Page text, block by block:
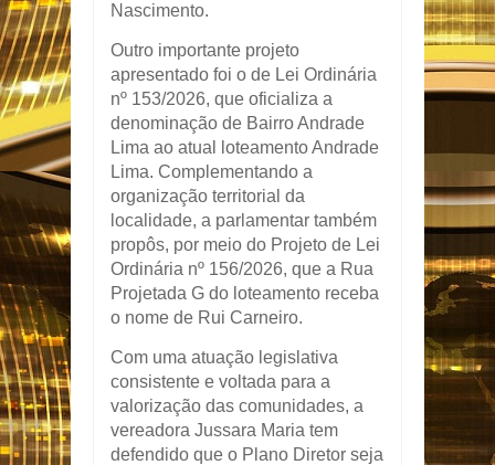
Nascimento.
Outro importante projeto
apresentado foi o de Lei Ordinária
nº 153/2026, que oficializa a
denominação de Bairro Andrade
Lima ao atual loteamento Andrade
Lima. Complementando a
organização territorial da
localidade, a parlamentar também
propôs, por meio do Projeto de Lei
Ordinária nº 156/2026, que a Rua
Projetada G do loteamento receba
o nome de Rui Carneiro.
Com uma atuação legislativa
consistente e voltada para a
valorização das comunidades, a
vereadora Jussara Maria tem
defendido que o Plano Diretor seja